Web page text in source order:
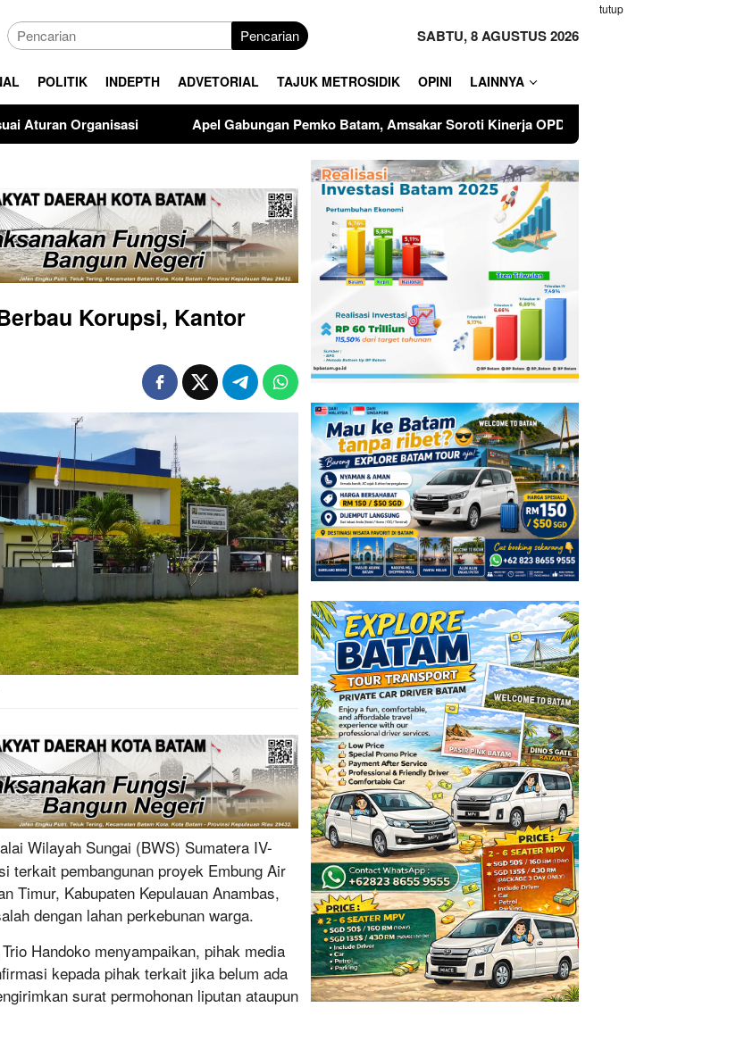
tutup
Pencarian SABTU, 8 AGUSTUS 2026
POLITIK INDEPTH ADVETORIAL TAJUK METROSIDIK OPINI LAINNYA
Apel Gabungan Pemko Batam, Amsakar Soroti Kinerja OPD dan Optimalisasi Pendapatan Daerah
Korupsi, Kantor
Wilayah Sungai (BWS) Sumatera IV-
terkait pembangunan proyek Embung Air
Timur, Kabupaten Kepulauan Anambas,
dengan lahan perkebunan warga.
Handoko menyampaikan, pihak media
kepada pihak terkait jika belum ada
surat permohonan liputan ataupun